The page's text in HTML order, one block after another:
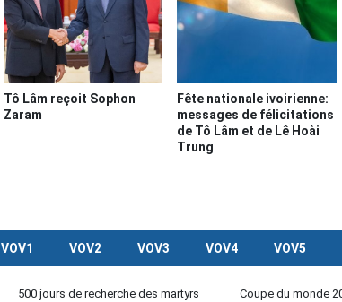
Tô Lâm reçoit Sophon
Zaram
Fête nationale ivoirienne:
messages de félicitations
de Tô Lâm et de Lê Hoài
Trung
VOV1 VOV2 VOV3 VOV4 VOV5
500 jours de recherche des martyrs Coupe du monde